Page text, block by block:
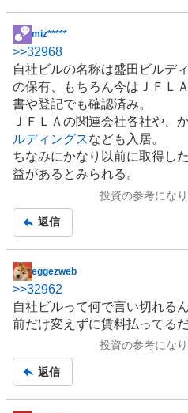
掲
示
板
記
事
miz*****
>>32968
自社ビルの名称は盛田ビルデ
の保有、もちろん今はＪＦＬ
書や登記でも確認済み。
ＪＦＬＡの関連会社各社や、
ルディングスなども入居。
ちなみにかなり以前に取得し
益があるとみられる。
投資の参考にな
返信
掲
示
板
記
eggezweb
>>32962
自社ビルって何で言い切れる
前だけ変えずに賃料払ってる
投資の参考にな
返信